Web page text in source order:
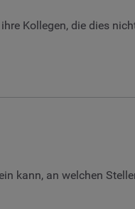
Kollegen, die dies
kann, an welchen